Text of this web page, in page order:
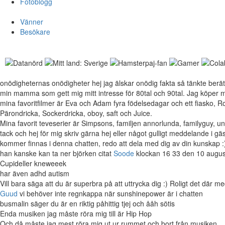
Vänner
Besökare
onödigheternas onödigheter hej jag älskar onödig fakta så tänkte
min mamma som gett mig mitt intresse för 80tal och 90tal. Jag köper
mina favoritfilmer är Eva och Adam fyra födelsedagar och ett fiasko,
Pärondricka, Sockerdricka, oboy, saft och Juice.
Mina favorit teveserier är Simpsons, familjen annorlunda, familyguy,
tack och hej för mig skriv gärna hej eller något gulligt meddelande i
kommer finnas i denna chatten, redo att dela med dig av din
han kanske kan ta ner björken citat Soode klockan 16 33 den 10
Cupideller kneweeek
har även adhd autism
Vill bara säga att du är superbra på att uttrycka dig :) Roligt det där
Guud vi behöver inte regnkappa när sunshinepower är i chatten
busmalin säger du är en riktig påhittig tjej och ååh sötis
Enda musiken jag måste röra mig till är Hip Hop